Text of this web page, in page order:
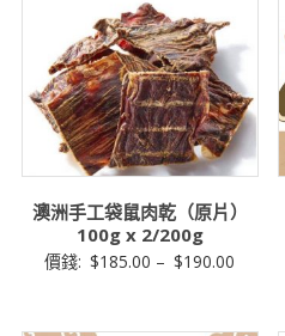
澳洲手工袋鼠肉乾（原片）
100g x 2/200g
價錢: $185.00 – $190.00